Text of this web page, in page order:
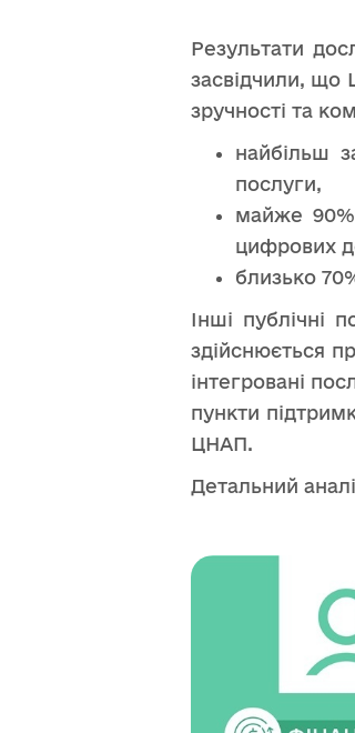
Результати
засвідчили, що
зручності та
найбільш
послуги,
майже
цифрових
близько
Інші публічні
здійснюється
інтегровані
пункти
ЦНАП.
Детальний